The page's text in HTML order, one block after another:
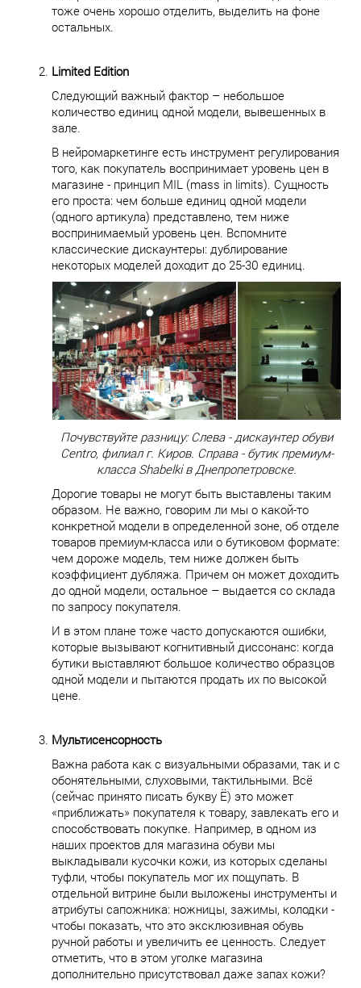
тоже очень хорошо отделить, выделить на фоне
остальных.
Limited Edition
Следующий важный фактор – небольшое
количество единиц одной модели, вывешенных в
зале.
В нейромаркетинге есть инструмент регулирования
того, как покупатель воспринимает уровень цен в
магазине - принцип MIL (mass in limits). Сущность
его проста: чем больше единиц одной модели
(одного артикула) представлено, тем ниже
воспринимаемый уровень цен. Вспомните
классические дискаунтеры: дублирование
некоторых моделей доходит до 25-30 единиц.
Почувствуйте разницу: Слева - дискаунтер обуви
Сentro, филиал г. Киров. Справа - бутик премиум-
класса Shabelki в Днепропетровске.
Дорогие товары не могут быть выставлены таким
образом. Не важно, говорим ли мы о какой-то
конкретной модели в определенной зоне, об отделе
товаров премиум-класса или о бутиковом формате:
чем дороже модель, тем ниже должен быть
коэффициент дубляжа. Причем он может доходить
до одной модели, остальное – выдается со склада
по запросу покупателя.
И в этом плане тоже часто допускаются ошибки,
которые вызывают когнитивный диссонанс: когда
бутики выставляют большое количество образцов
одной модели и пытаются продать их по высокой
цене.
Мультисенсорность
Важна работа как с визуальными образами, так и с
обонятельными, слуховыми, тактильными. Всё
(сейчас принято писать букву Ё) это может
«приближать» покупателя к товару, завлекать его и
способствовать покупке. Например, в одном из
наших проектов для магазина обуви мы
выкладывали кусочки кожи, из которых сделаны
туфли, чтобы покупатель мог их пощупать. В
отдельной витрине были выложены инструменты и
атрибуты сапожника: ножницы, зажимы, колодки -
чтобы показать, что это эксклюзивная обувь
ручной работы и увеличить ее ценность. Следует
отметить, что в этом уголке магазина
дополнительно присутствовал даже запах кожи?